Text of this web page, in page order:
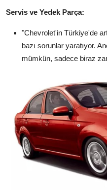
Servis ve Yedek Parça:
"Chevrolet'in Türkiye'de
bazı sorunlar yaratıyor.
mümkün, sadece biraz